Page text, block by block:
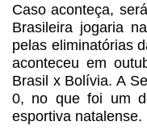
Caso aconteça,
Brasileira jogaria
pelas eliminatórias
aconteceu em
Brasil x Bolívia. A
0, no que foi um
esportiva natalense.